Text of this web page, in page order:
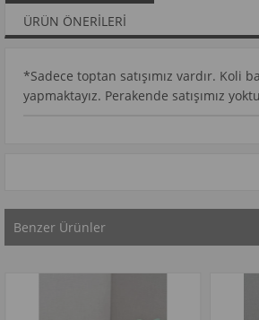
ÜRÜN ÖNERILERI
*Sadece toptan satışımız vardır. Koli
yapmaktayız. Perakende satışımız
Benzer Ürünler